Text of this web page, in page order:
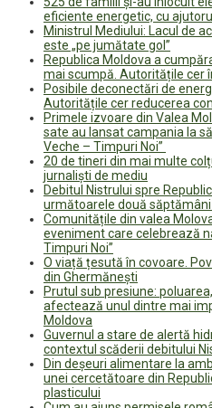
eficiente energetic, cu
Ministrul Mediului: Lacul de
este „pe jumătate gol”
Republica Moldova a
mai scumpă. Autoritățile cer
Posibile deconectări de
Autoritățile cer reducerea
Primele izvoare din Valea
sate au lansat campania la
Veche – Timpuri Noi”
20 de tineri din mai multe
jurnaliști de mediu
Debitul Nistrului spre
următoarele două săptămâni
Comunitățile din valea
eveniment care celebrează
Timpuri Noi”
O viață țesută în covoare.
din Ghermănești
Prutul sub presiune:
afectează unul dintre mai
Moldova
Guvernul a stare de alertă
contextul scăderii debitului
Din deșeuri alimentare la
unei cercetătoare din
plasticului